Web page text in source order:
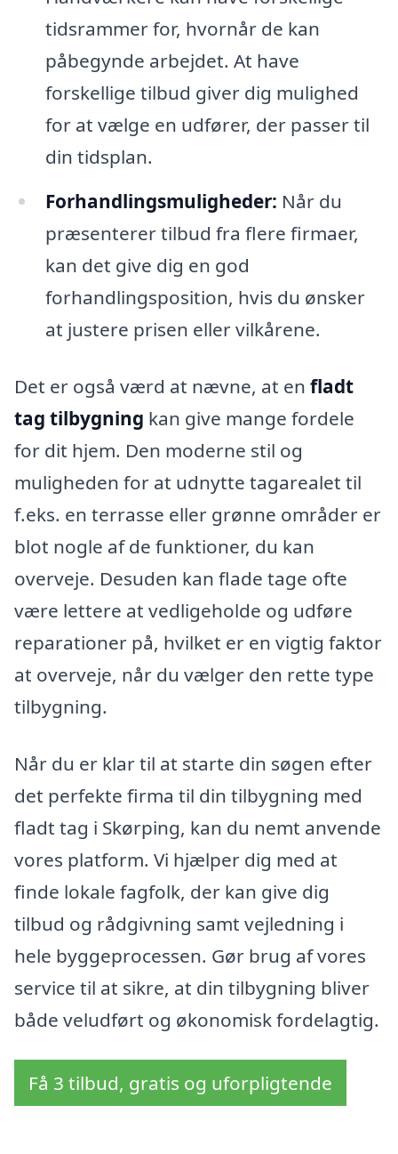
tidsrammer for, hvornår de kan
påbegynde arbejdet. At have
forskellige tilbud giver dig mulighed
for at vælge en udfører, der passer til
din tidsplan.
Forhandlingsmuligheder: Når du
præsenterer tilbud fra flere firmaer,
kan det give dig en god
forhandlingsposition, hvis du ønsker
at justere prisen eller vilkårene.
Det er også værd at nævne, at en fladt
tag tilbygning kan give mange fordele
for dit hjem. Den moderne stil og
muligheden for at udnytte tagarealet til
f.eks. en terrasse eller grønne områder er
blot nogle af de funktioner, du kan
overveje. Desuden kan flade tage ofte
være lettere at vedligeholde og udføre
reparationer på, hvilket er en vigtig faktor
at overveje, når du vælger den rette type
tilbygning.
Når du er klar til at starte din søgen efter
det perfekte firma til din tilbygning med
fladt tag i Skørping, kan du nemt anvende
vores platform. Vi hjælper dig med at
finde lokale fagfolk, der kan give dig
tilbud og rådgivning samt vejledning i
hele byggeprocessen. Gør brug af vores
service til at sikre, at din tilbygning bliver
både veludført og økonomisk fordelagtig.
Få 3 tilbud, gratis og uforpligtende